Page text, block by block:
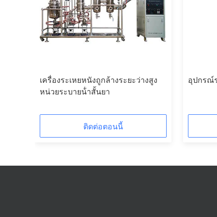
เครื่องระเหยหนังถูกล้างระยะว่างสูง
หน่วยระบายน้ําสั้นยา
ติดต่อตอนนี้
อุปกรณ์